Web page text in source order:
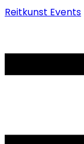
Reitkunst Events